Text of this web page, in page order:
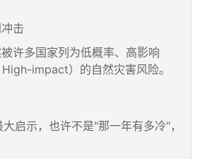
击
许多国家列为低概率、高影响
impact）的自然灾害风险。
启示，也许不是"那一年有多冷"，